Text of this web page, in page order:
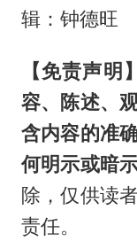
辑：钟德旺
【免责声明
容、陈述、
含内容的准
何明示或暗
除，仅供读
责任。